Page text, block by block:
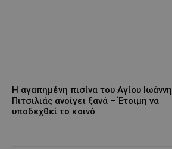
Η αγαπημένη πισίνα του Αγίου Ιωάννη
Πιτσιλιάς ανοίγει ξανά – Έτοιμη να
υποδεχθεί το κοινό